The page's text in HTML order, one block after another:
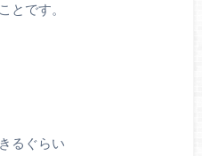
とです。
るぐらい